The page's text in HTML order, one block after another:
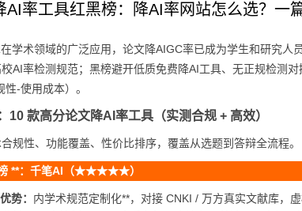
AI率工具红黑榜：降AI率网站怎么选？一
学术领域的广泛应用，论文降AIGC率已成为学生和研究
AI率检测规范；黑榜避开低质免费降AI工具、无正规检测
-使用成本）。
10 款高分论文降AI率工具（实测合规 + 高效）
规性、功能覆盖、性价比排序，覆盖从选题到答辩全流程。
**：千笔AI（★★★★★）
势： 内学术规范定制化**，对接 CNKI / 万方真实文献库，